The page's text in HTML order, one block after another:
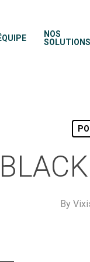
NOS
SOLUTIONS
By